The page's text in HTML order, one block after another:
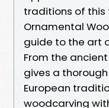
traditions of
Ornamental
guide to the art
From the
gives a
European
woodcarving